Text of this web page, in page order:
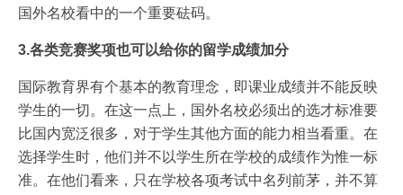
国外名校看中的一个重要砝码。
3.各类竞赛奖项也可以给你的留学成绩加分
国际教育界有个基本的教育理念，即课业成绩并不能反映
学生的一切。在这一点上，国外名校必须出的选才标准要
比国内宽泛很多，对于学生其他方面的能力相当看重。在
选择学生时，他们并不以学生所在学校的成绩作为惟一标
准。在他们看来，只在学校各项考试中名列前茅，并不算